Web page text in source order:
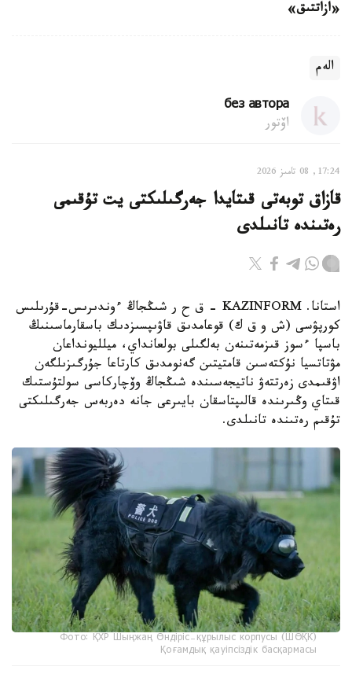
«ازاتتىق»
الەم
без автора
اۆتور
17:24, 08 تامىز 2026
قازاق توبەتى قىتايدا جەرگىلىكتى يت تۇقىمى
رەتىندە تانىلدى
استانا. KAZINFORM – ق ح ر شىڭجاڭ ءوندىرىس-قۇرىلىس
كورپۋسى (ش و ق ك) قوعامدىق قاۋىپسىزدىك باسقارماسىنىڭ
باسپا ءسوز قىزمەتىنەن بەلگىلى بولعانداي، ميلليونداعان
مۋتاتسيا نۇكتەسىن قامتيتىن گەنومدىق كارتاعا جۇرگىزىلگەن
اۋقىمدى زەرتتەۋ ناتيجەسىندە شىڭجاڭ وۆچاركاسى سولتۇستىك
قىتاي وڭىرىندە قالىپتاسقان بايىرعى جانە دەربەس جەرگىلىكتى
تۇقىم رەتىندە تانىلدى.
Фото: ҚХР Шыңжаң Өндіріс-құрылыс корпусы (ШӨҚК)
Қоғамдық қауіпсіздік басқармасы